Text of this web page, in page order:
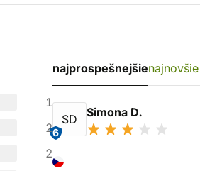
1
2
2
najprospešnejšienajnovšie
SD
6
Simona D.